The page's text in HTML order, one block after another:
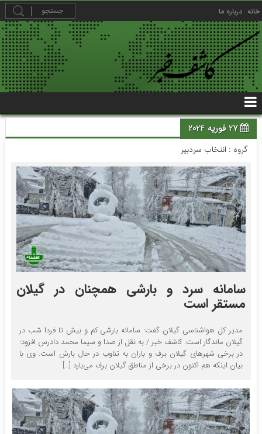
خانه درباره ما
27 فوریه 2024
گروه : انتخاب سردبیر
سامانه سرد و بارشی همچنان در گیلان
مستقر است
مدیر کل هواشناسی گیلان گفت: سامانه بارشی کم و بیش تا فردا شب در
گیلان ماندگار است. کاشف خبر / به نقل از صدا و سیما محمد دادرس افزود:
در برخی شهر‌های گیلان برف و باران به تناوب در حال بارش است. وی با
بیان اینکه هم اکنون در برخی از مناطق گیلان برف می‌بارد […]